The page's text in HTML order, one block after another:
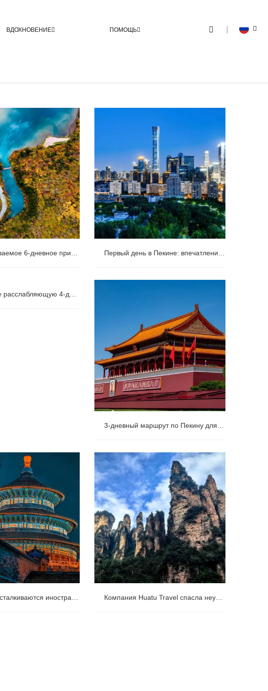
ВДОХНОВЕНИЕ ПОМОЩЬ
Моё незабываемое 6-дневное приключение в провинции Сычуань: панды, Цзючжайгоу и сказочная страна Хуанлуна. Первый день в Пекине: впечатления от путешествия | Первые впечатления британской пары от поездки в Китай (2026)
Первый день в Пекине: впечатления
от путешествия | Первые впечатления
британской пары от поездки в Китай
(2026)
Спланируйте расслабляющую 4-дневную частную экскурсию в Пекин.
3-дневный маршрут по Пекину для
впервые посещающих (путеводитель
2026)
С чем часто сталкиваются иностранные туристы в Китае (и как мы помогаем это решить) Компания Huatu Travel спасла неудачную поездку британской пары в Чжанцзяцзе – индивидуально разработанные пакеты услуг превратили проблемы в путешествии в незабываемые приключения.